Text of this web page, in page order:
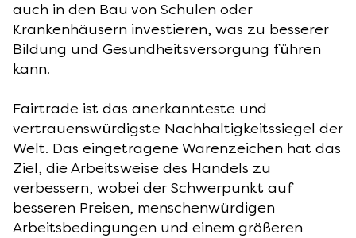
auch in den Bau von Schulen oder
Krankenhäusern investieren, was zu besserer
Bildung und Gesundheitsversorgung führen
kann.
Fairtrade ist das anerkannteste und
vertrauenswürdigste Nachhaltigkeitssiegel der
Welt. Das eingetragene Warenzeichen hat das
Ziel, die Arbeitsweise des Handels zu
verbessern, wobei der Schwerpunkt auf
besseren Preisen, menschenwürdigen
Arbeitsbedingungen und einem größeren